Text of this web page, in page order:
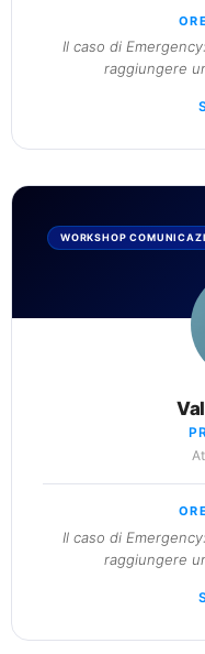
Il caso di
raggiungere
WORKSHOP
Il caso di
raggiungere